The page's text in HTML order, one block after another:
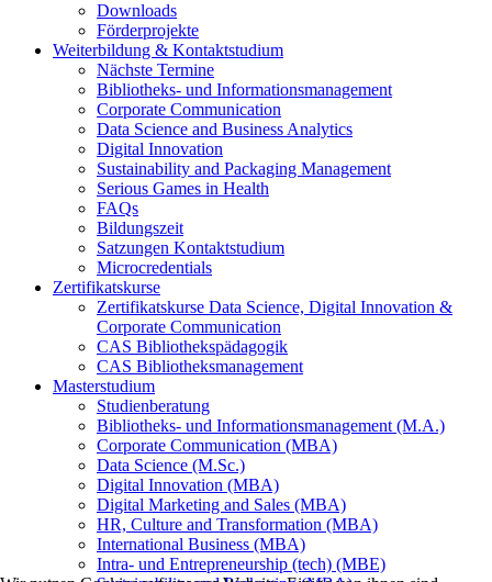
Downloads
Förderprojekte
Weiterbildung & Kontaktstudium
Nächste Termine
Bibliotheks- und Informationsmanagement
Corporate Communication
Data Science and Business Analytics
Digital Innovation
Sustainability and Packaging Management
Serious Games in Health
FAQs
Bildungszeit
Satzungen Kontaktstudium
Microcredentials
Zertifikatskurse
Zertifikatskurse Data Science, Digital Innovation &
Corporate Communication
CAS Bibliothekspädagogik
CAS Bibliotheksmanagement
Masterstudium
Studienberatung
Bibliotheks- und Informationsmanagement (M.A.)
Corporate Communication (MBA)
Data Science (M.Sc.)
Digital Innovation (MBA)
Digital Marketing and Sales (MBA)
HR, Culture and Transformation (MBA)
International Business (MBA)
Intra- und Entrepreneurship (tech) (MBE)